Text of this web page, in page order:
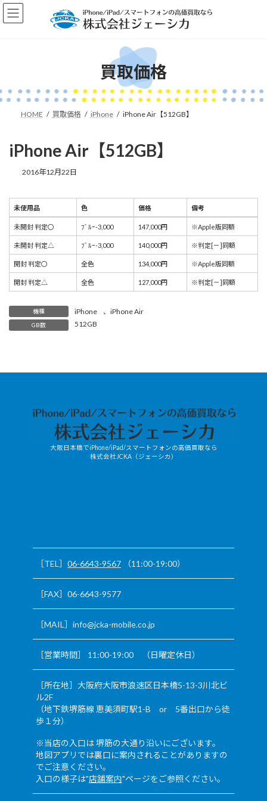
コ
ン
キ
ッ
ナ
ビ
に
移
買取価格
HOME 買取価格 iPhone iPhone Air【512GB】
iPhone Air【512GB】
2016年12月22日
未使用品 色 価格
備考
未使用品
色
未開封 判定〇 ﾌﾞﾙｰ-3,000 147,000円 ※Apple版同額
未開封 判定△ ﾌﾞﾙｰ-3,000 140,000円 ※判定[－]同額
開封 判定〇 全色 134,000円 ※Apple版同額
開封 判定△ 全色 127,000円 ※判定[－]同額
機種 iPhone 、 iPhone Air
GB数 512GB
大阪日本橋でiPhone/iPad/スマートフォンの高価買取なら
株式会社JCKA（ジェーシカ）
［TEL］ 06-6643-9567 （11:00-19:00）
［FAX］06-6643-9577
［MAIL］info@jcka-mobile.co.jp
［営業時間］ 11:00-19:00 （日曜定休日）
［所在地］大阪府大阪市浪速区日本橋5-13-3川北ビ
ル2F
（地下鉄堺筋線 恵美須町駅1-B or 5番出口から徒
歩１分）
※当店の入口は 堺筋の大通り沿いにございます。
地図アプリでは裏口に案内されることがありますの
でご注意ください。
入口の様子は"店舗案内"ページをご参照ください。